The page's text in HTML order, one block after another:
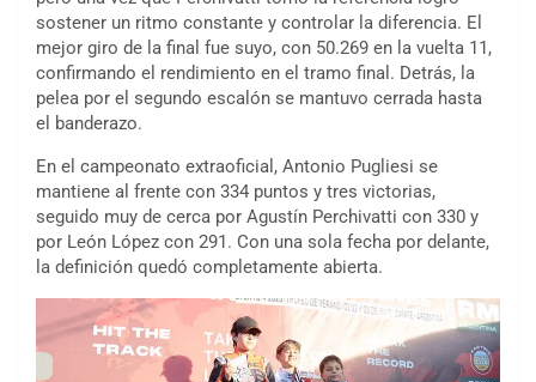
sostener un ritmo constante y controlar la diferencia. El
mejor giro de la final fue suyo, con 50.269 en la vuelta 11,
confirmando el rendimiento en el tramo final. Detrás, la
pelea por el segundo escalón se mantuvo cerrada hasta
el banderazo.
En el campeonato extraoficial, Antonio Pugliesi se
mantiene al frente con 334 puntos y tres victorias,
seguido muy de cerca por Agustín Perchivatti con 330 y
por León López con 291. Con una sola fecha por delante,
la definición quedó completamente abierta.